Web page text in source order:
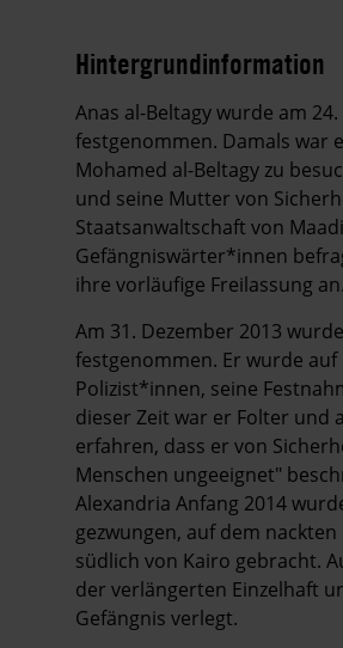
Hintergrundinformation
Hintergrund
Anas al-Beltagy wurde am
festgenommen. Damals war
Mohamed al-Beltagy zu
und seine Mutter von
Staatsanwaltschaft von
Gefängniswärter*innen
ihre vorläufige Freilassung an.
Am 31. Dezember 2013
festgenommen. Er wurde
Polizist*innen, seine
dieser Zeit war er Folter und
erfahren, dass er von
Menschen ungeeignet"
Alexandria Anfang 2014
gezwungen, auf dem
südlich von Kairo gebracht.
der verlängerten Einzelhaft
Gefängnis verlegt.